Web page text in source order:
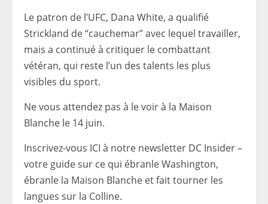
Le patron de l’UFC, Dana White, a qualifié
Strickland de “cauchemar” avec lequel travailler,
mais a continué à critiquer le combattant
vétéran, qui reste l’un des talents les plus
visibles du sport.
Ne vous attendez pas à le voir à la Maison
Blanche le 14 juin.
Inscrivez-vous ICI à notre newsletter DC Insider –
votre guide sur ce qui ébranle Washington,
ébranle la Maison Blanche et fait tourner les
langues sur la Colline.